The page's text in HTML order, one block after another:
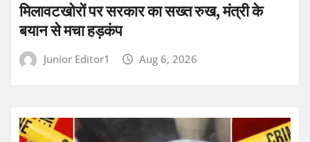
मिलावटखोरों पर सरकार का सख्त रुख, मंत्री के
बयान से मचा हड़कंप
Junior Editor1 Aug 6, 2026